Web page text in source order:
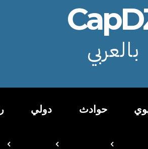
بالعربي
حوادث دولي